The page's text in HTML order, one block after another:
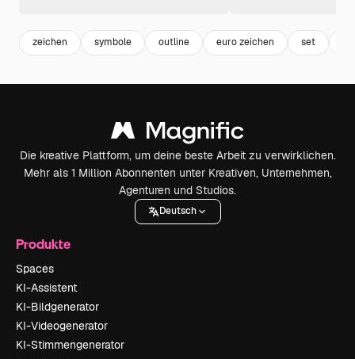
zeichen symbole outline euro zeichen set
Die kreative Plattform, um deine beste Arbeit zu verwirklichen.
Mehr als 1 Million Abonnenten unter Kreativen, Unternehmen,
Agenturen und Studios.
Deutsch
Produkte
Spaces
KI-Assistent
KI-Bildgenerator
KI-Videogenerator
KI-Stimmengenerator